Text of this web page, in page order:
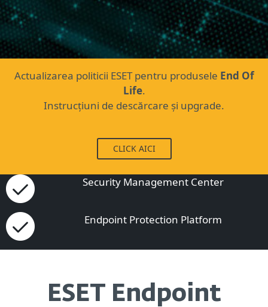
Actualizarea politicii ESET pentru produsele End Of
Life.
Instrucțiuni de descărcare și upgrade.
CLICK AICI
Security Management Center
Endpoint Protection Platform
ESET Endpoint